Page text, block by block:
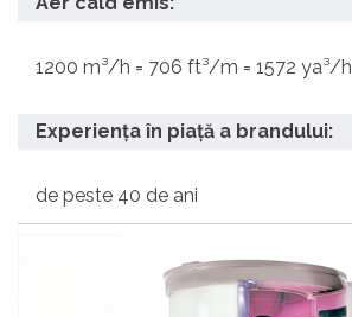
1200 m³/h = 706 ft³/m = 1572 ya³/h
Experiența în piață a brandului:
de peste 40 de ani